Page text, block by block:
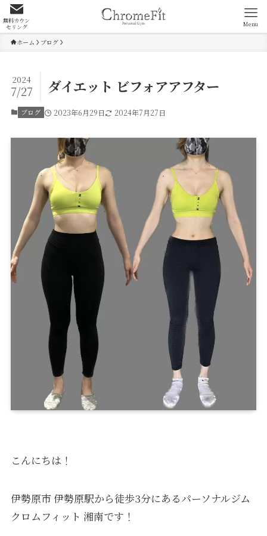
無料カウン
セリング Menu
ホーム ブログ
ダイエット ビフォアアフター
2024
7/27
ブログ 2023年6月29日 2024年7月27日
こんにちは！
伊勢原市 伊勢原駅から徒歩3分にあるパーソナルジム
クロムフィット 湘南です！